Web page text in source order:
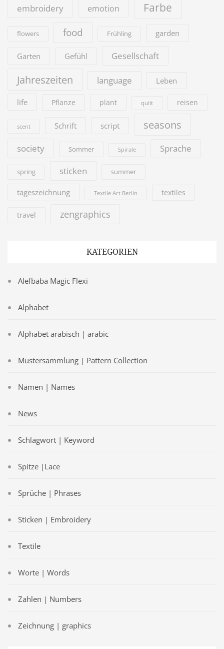
embroidery emotion Farbe
flowers food Frühling garden
Garten Gefühl Gesellschaft
Jahreszeiten language Leben
life Pflanze plant quilt reisen
scent Schrift script seasons
society Sommer Spirale Sprache
spring sticken summer
tageszeichnung Textile Art Berlin textiles
travel zengraphics
KATEGORIEN
Alefbaba Magic Flexi
Alphabet
Alphabet arabisch | arabic
Mustersammlung | Pattern Collection
Namen | Names
News
Schlagwort | Keyword
Spitze |Lace
Sprüche | Phrases
Sticken | Embroidery
Textile
Worte | Words
Zahlen | Numbers
Zeichnung | graphics